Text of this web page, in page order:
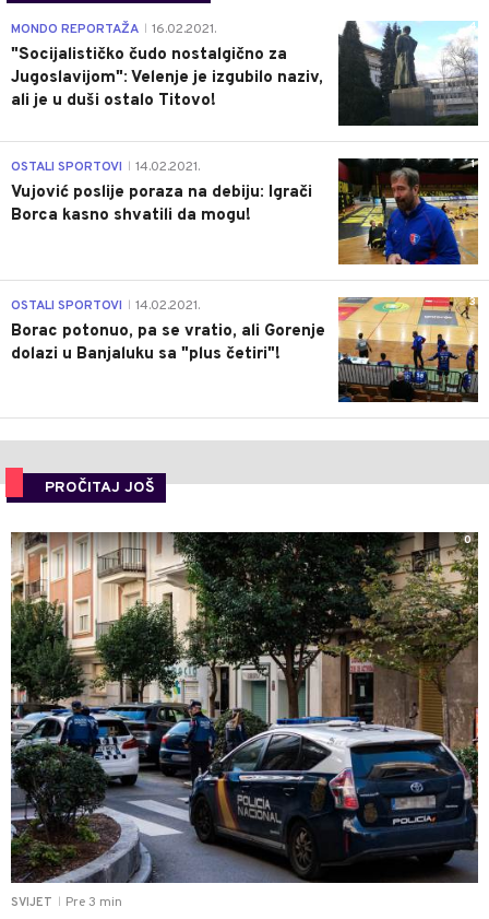
4
MONDO REPORTAŽA 16.02.2021.
"Socijalističko čudo nostalgično za
Jugoslavijom": Velenje je izgubilo naziv,
ali je u duši ostalo Titovo!
1
OSTALI SPORTOVI 14.02.2021.
Vujović poslije poraza na debiju: Igrači
Borca kasno shvatili da mogu!
3
OSTALI SPORTOVI 14.02.2021.
Borac potonuo, pa se vratio, ali Gorenje
dolazi u Banjaluku sa "plus četiri"!
PROČITAJ JOŠ
SVIJET Pre 3 min
0